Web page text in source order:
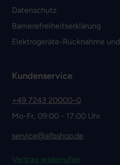
Datenschutz
Barrierefreiheitserklärung
Elektrogeräte-Rücknahme
Kundenservice
+49 7243 20000-0
Mo-Fr, 09:00 - 17:00 Uhr
service@afbshop.de
Vertrag widerrufen